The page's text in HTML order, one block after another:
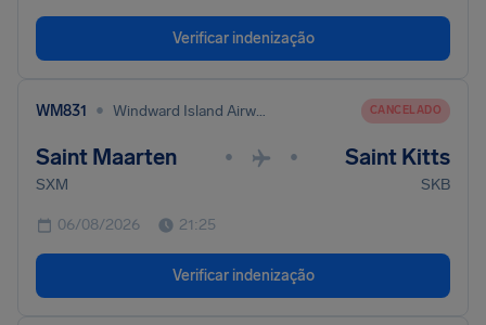
Verificar indenização
WM831 • Windward Island Airways International CANCELADO
Saint Maarten • • Saint Kitts
SXM SKB
06/08/2026 21:25
Verificar indenização